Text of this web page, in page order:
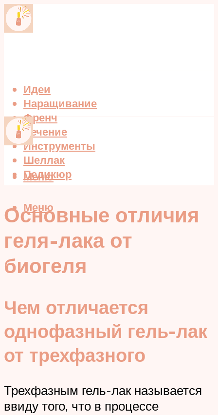
Идеи
Наращивание
Френч
Лечение
Инструменты
Шеллак
Педикюр
Меню
Меню
Основные отличия
геля-лака от
биогеля
Чем отличается
однофазный гель-лак
от трехфазного
Трехфазным гель-лак называется
ввиду того, что в процессе